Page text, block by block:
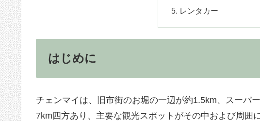
レンタカー
はじめに
チェンマイは、旧市街のお堀の一辺が約1.5km、スーパ
7km四方あり、主要な観光スポットがその中および周囲